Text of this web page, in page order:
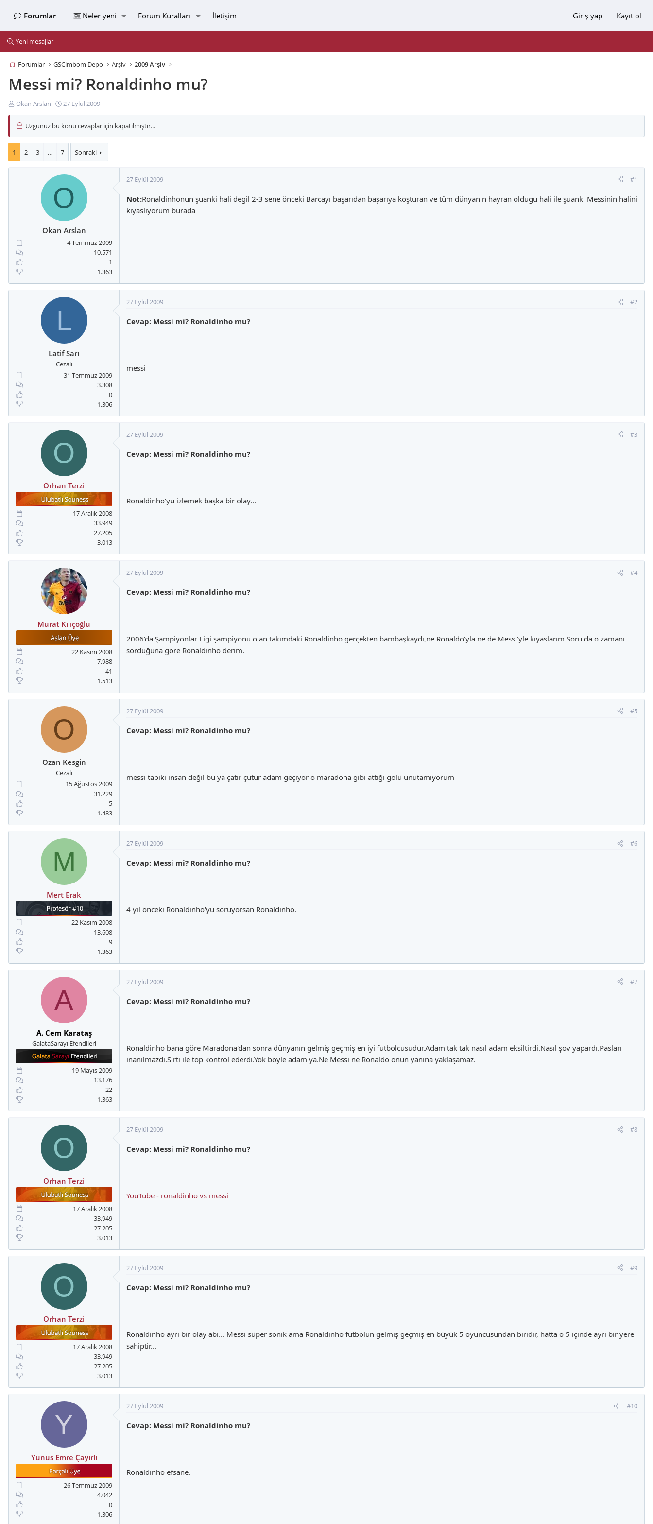
Forumlar Neler yeni Forum Kuralları İletişim Giriş yap Kayıt ol
Yeni mesajlar
Forumlar GSCimbom Depo Arşiv 2009 Arşiv
Messi mi? Ronaldinho mu?
K
n
y
B
Okan Arslan
B
n
g
t
r
i
h
27 Eylül 2009
Üzgünüz bu konu cevaplar için kapatılmıştır...
1 2 3 … 7 Sonraki
O
Okan Arslan
4 Temmuz 2009
10.571
1
1.363
27 Eylül 2009 #1
Not:Ronaldinhonun şuanki hali degil 2-3 sene önceki Barcayı başarıdan başarıya koşturan ve tüm dünyanın hayran oldugu hali ile şuanki Messinin halini
kıyaslıyorum burada
L
Latif Sarı
Cezalı
31 Temmuz 2009
3.308
0
1.306
27 Eylül 2009 #2
Cevap: Messi mi? Ronaldinho mu?
messi
O
Orhan Terzi
17 Aralık 2008
33.949
27.205
3.013
27 Eylül 2009 #3
Cevap: Messi mi? Ronaldinho mu?
Ronaldinho'yu izlemek başka bir olay...
Murat Kılıçoğlu
22 Kasım 2008
7.988
41
1.513
27 Eylül 2009 #4
Cevap: Messi mi? Ronaldinho mu?
2006'da Şampiyonlar Ligi şampiyonu olan takımdaki Ronaldinho gerçekten bambaşkaydı,ne Ronaldo'yla ne de Messi'yle kıyaslarım.Soru da o zamanı
sorduğuna göre Ronaldinho derim.
O
Ozan Kesgin
Cezalı
15 Ağustos 2009
31.229
5
1.483
27 Eylül 2009 #5
Cevap: Messi mi? Ronaldinho mu?
messi tabiki insan değil bu ya çatır çutur adam geçiyor o maradona gibi attığı golü unutamıyorum
M
Mert Erak
22 Kasım 2008
13.608
9
1.363
27 Eylül 2009 #6
Cevap: Messi mi? Ronaldinho mu?
4 yıl önceki Ronaldinho'yu soruyorsan Ronaldinho.
A
A. Cem Karataş
GalataSarayı Efendileri
19 Mayıs 2009
13.176
22
1.363
27 Eylül 2009 #7
Cevap: Messi mi? Ronaldinho mu?
Ronaldinho bana göre Maradona'dan sonra dünyanın gelmiş geçmiş en iyi futbolcusudur.Adam tak tak nasıl adam eksiltirdi.Nasıl şov yapardı.Pasları
inanılmazdı.Sırtı ile top kontrol ederdi.Yok böyle adam ya.Ne Messi ne Ronaldo onun yanına yaklaşamaz.
O
Orhan Terzi
17 Aralık 2008
33.949
27.205
3.013
27 Eylül 2009 #8
Cevap: Messi mi? Ronaldinho mu?
YouTube - ronaldinho vs messi
O
Orhan Terzi
17 Aralık 2008
33.949
27.205
3.013
27 Eylül 2009 #9
Cevap: Messi mi? Ronaldinho mu?
Ronaldinho ayrı bir olay abi... Messi süper sonik ama Ronaldinho futbolun gelmiş geçmiş en büyük 5 oyuncusundan biridir, hatta o 5 içinde ayrı bir yere
sahiptir...
Y
Yunus Emre Çayırlı
26 Temmuz 2009
4.042
0
1.306
27 Eylül 2009 #10
Cevap: Messi mi? Ronaldinho mu?
Ronaldinho efsane.